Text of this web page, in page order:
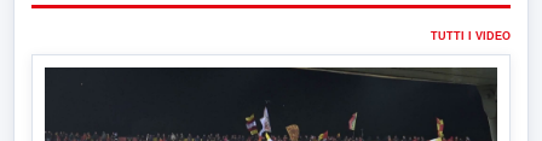
TUTTI I VIDEO